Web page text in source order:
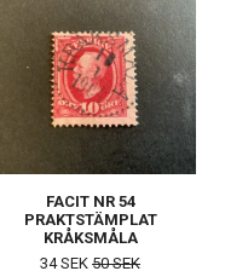
FACIT NR 54
PRAKTSTÄMPLAT
KRÅKSMÅLA
34 SEK 50 SEK